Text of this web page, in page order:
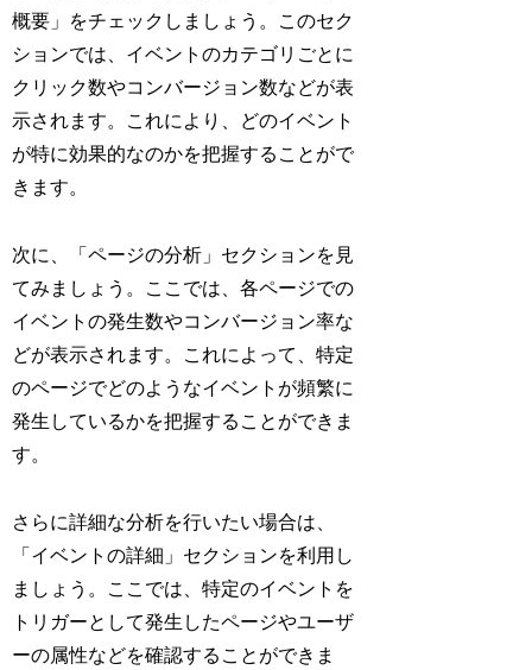
概要」をチェックしましょう。このセク
ションでは、イベントのカテゴリごとに
クリック数やコンバージョン数などが表
示されます。これにより、どのイベント
が特に効果的なのかを把握することがで
きます。
次に、「ページの分析」セクションを見
てみましょう。ここでは、各ページでの
イベントの発生数やコンバージョン率な
どが表示されます。これによって、特定
のページでどのようなイベントが頻繁に
発生しているかを把握することができま
す。
さらに詳細な分析を行いたい場合は、
「イベントの詳細」セクションを利用し
ましょう。ここでは、特定のイベントを
トリガーとして発生したページやユーザ
ーの属性などを確認することができま